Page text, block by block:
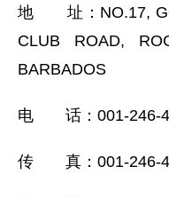
地 址：NO.17,
CLUB ROAD,
BARBADOS
电 话：001-246-
传 真：001-246-